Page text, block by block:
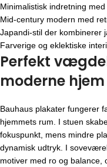
Minimalistisk indretning
Mid-century modern med
Japandi-stil der kombinerer
Farverige og eklektiske
Perfekt
moderne hjem
Bauhaus plakater fungerer
hjemmets rum. I stuen
fokuspunkt, mens mindre
dynamisk udtryk. I
motiver med ro og balance,